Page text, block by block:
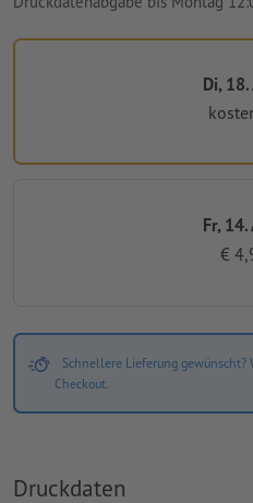
Di,
Fr, 14.
€
Schnellere Lieferung gewünscht?
Checkout.
Druckdaten